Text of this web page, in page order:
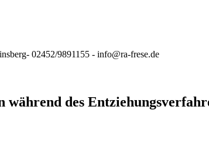
02452/9891155 - info@ra-frese.de
des